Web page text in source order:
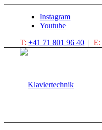
Instagram
Youtube
T: +41 71 801 96 40 | E: